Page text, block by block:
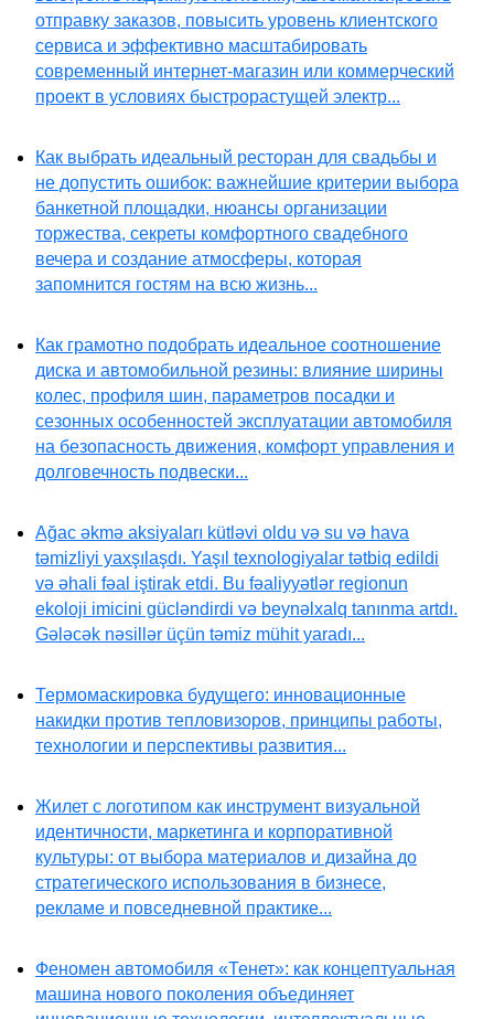
отправку заказов, повысить уровень клиентского
сервиса и эффективно масштабировать
современный интернет-магазин или коммерческий
проект в условиях быстрорастущей электр...
Как выбрать идеальный ресторан для свадьбы и
не допустить ошибок: важнейшие критерии выбора
банкетной площадки, нюансы организации
торжества, секреты комфортного свадебного
вечера и создание атмосферы, которая
запомнится гостям на всю жизнь...
Как грамотно подобрать идеальное соотношение
диска и автомобильной резины: влияние ширины
колес, профиля шин, параметров посадки и
сезонных особенностей эксплуатации автомобиля
на безопасность движения, комфорт управления и
долговечность подвески...
Ağac əkmə aksiyaları kütləvi oldu və su və hava
təmizliyi yaxşılaşdı. Yaşıl texnologiyalar tətbiq edildi
və əhali fəal iştirak etdi. Bu fəaliyyətlər regionun
ekoloji imicini gücləndirdi və beynəlxalq tanınma artdı.
Gələcək nəsillər üçün təmiz mühit yaradı...
Термомаскировка будущего: инновационные
накидки против тепловизоров, принципы работы,
технологии и перспективы развития...
Жилет с логотипом как инструмент визуальной
идентичности, маркетинга и корпоративной
культуры: от выбора материалов и дизайна до
стратегического использования в бизнесе,
рекламе и повседневной практике...
Феномен автомобиля «Тенет»: как концептуальная
машина нового поколения объединяет